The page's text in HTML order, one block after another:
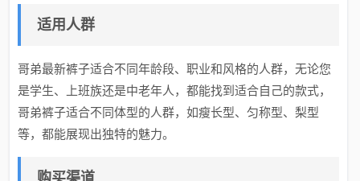
适用人群
哥弟最新裤子适合不同年龄段、职业和风格的人群，无论您
是学生、上班族还是中老年人，都能找到适合自己的款式，
哥弟裤子适合不同体型的人群，如瘦长型、匀称型、梨型
等，都能展现出独特的魅力。